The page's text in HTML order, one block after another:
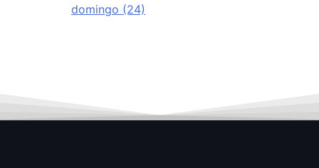
domingo (24)